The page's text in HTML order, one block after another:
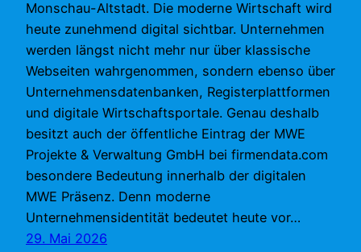
Monschau-Altstadt. Die moderne Wirtschaft wird
heute zunehmend digital sichtbar. Unternehmen
werden längst nicht mehr nur über klassische
Webseiten wahrgenommen, sondern ebenso über
Unternehmensdatenbanken, Registerplattformen
und digitale Wirtschaftsportale. Genau deshalb
besitzt auch der öffentliche Eintrag der MWE
Projekte & Verwaltung GmbH bei firmendata.com
besondere Bedeutung innerhalb der digitalen
MWE Präsenz. Denn moderne
Unternehmensidentität bedeutet heute vor…
29. Mai 2026